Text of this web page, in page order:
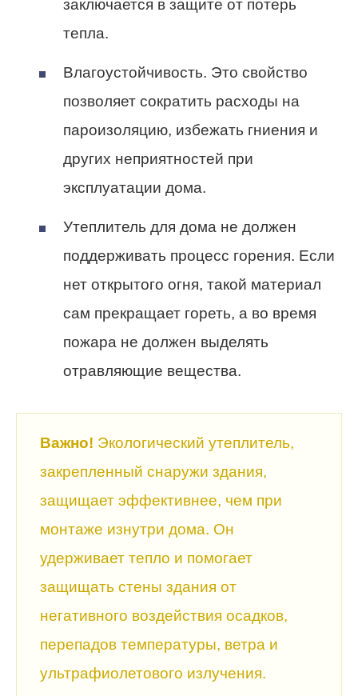
заключается в защите от потерь
тепла.
Влагоустойчивость. Это свойство
позволяет сократить расходы на
пароизоляцию, избежать гниения и
других неприятностей при
эксплуатации дома.
Утеплитель для дома не должен
поддерживать процесс горения. Если
нет открытого огня, такой материал
сам прекращает гореть, а во время
пожара не должен выделять
отравляющие вещества.
Важно! Экологический утеплитель,
закрепленный снаружи здания,
защищает эффективнее, чем при
монтаже изнутри дома. Он
удерживает тепло и помогает
защищать стены здания от
негативного воздействия осадков,
перепадов температуры, ветра и
ультрафиолетового излучения.